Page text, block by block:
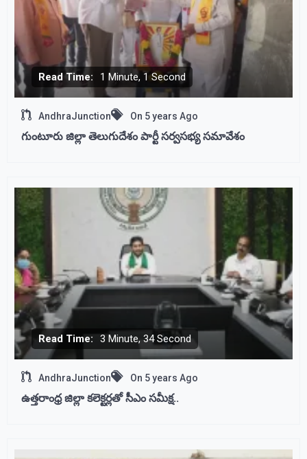
Read Time: 1 Minute, 1 Second
AndhraJunction On 5 years Ago
గుంటూరు జిల్లా తెలుగుదేశం పార్టీ సర్వసభ్య సమావేశం
Read Time: 3 Minute, 34 Second
AndhraJunction On 5 years Ago
ఉత్తరాంధ్ర జిల్లా కలెక్టర్లతో సీఎం సమీక్ష..